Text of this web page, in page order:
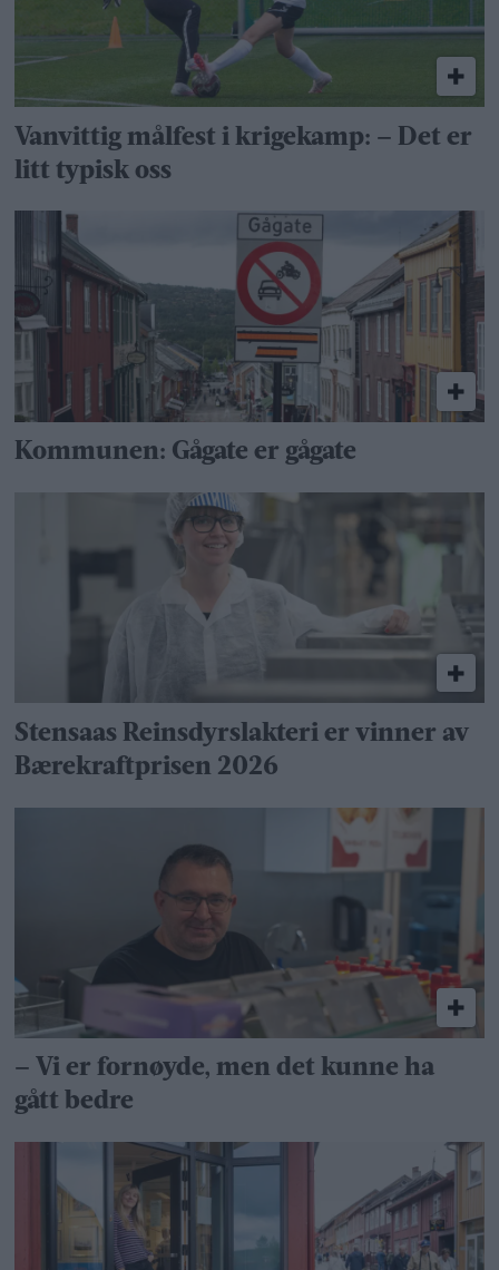
Vanvittig målfest i krigekamp: – Det er
litt typisk oss
Kommunen: Gågate er gågate
Stensaas Reinsdyrslakteri er vinner av
Bærekraftprisen 2026
– Vi er fornøyde, men det kunne ha
gått bedre